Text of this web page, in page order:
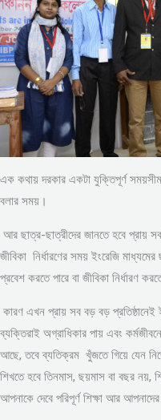
এক কথায় দরকার একটা যুক্তিপূর্ণ
বলার সময়।
আর ছাত্র-ছাত্রীদের জানতে হবে প্রায়
জীবিকা নির্ধারণের সময় ইংরেজি
প্রবেশ করতে পারে বা জীবিকা নির্ধারণ
কারণ এখন প্রায় সব বড় বড় প্রতিষ্ঠানেই
ব্যক্তিরাই অগ্রাধিকার পায় এবং
আছে, তবে ব্যতিক্রম খুঁজতে গিয়ে যেন
শিখতে হবে তিনমাস, ছয়মাস বা বছর
আপনাকে দেবে পরিপূর্ণ শিক্ষা আর